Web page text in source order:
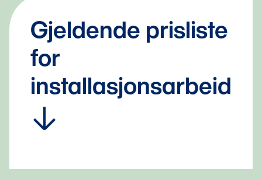
Gjeldende prisliste
for
installasjonsarbeid